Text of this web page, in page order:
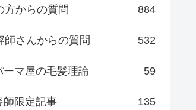
方からの質問 884
師さんからの質問 532
ーマ屋の毛髪理論 59
師限定記事 135